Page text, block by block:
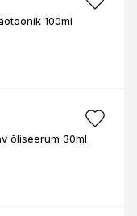
100ml
õliseerum 30ml